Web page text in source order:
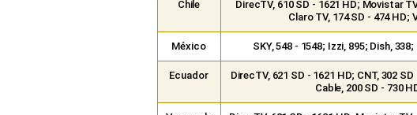
Chile
DirecTV, 610 SD - 1621 HD; Movistar
Claro TV, 174 SD - 474 HD;
México SKY, 548 - 1548; Izzi, 895; Dish,
Ecuador
DirecTV, 621 SD - 1621 HD; CNT, 302
Cable, 200 SD - 730